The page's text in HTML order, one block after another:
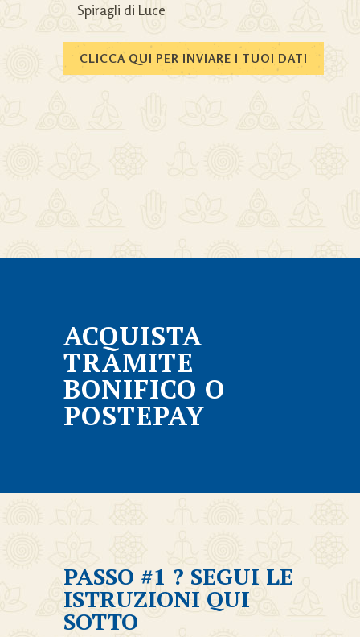
Spiragli di Luce
ACQUISTA
TRAMITE
BONIFICO O
POSTEPAY
PASSO #1 ? SEGUI LE
ISTRUZIONI QUI
SOTTO